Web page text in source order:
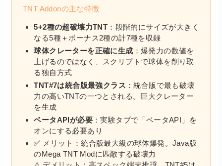
TNT Addonの主な特徴
5+2種の超破壊力TNT ：段階的にサイズが大きく
なる5種＋ボーナス2種の計7種を収録
球体クレーターを正確に生成 ：爆発力の数値を
上げるのではなく、スクリプトで球体を削り取
る独自方式
TNT#7は統合版最強クラス ：統合版で最も破壊
力の高いTNTの一つとされる。巨大クレーター
を生成
ベータAPIが必要 ：実験タブで「ベータAPI」を
オンにする必要あり
✅ メリット：統合版最大級の球体爆発。Java版
のMega TNT Modに匹敵する破壊力